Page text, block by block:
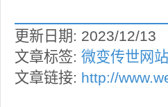
更新日期: 2023/12/13
文章标签: 微变传世网站
文章链接: http://